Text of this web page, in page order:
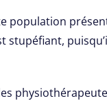
population